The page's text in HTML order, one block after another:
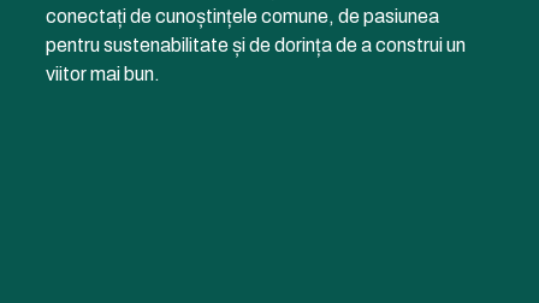
conectați de cunoștințele comune, de pasiunea
pentru sustenabilitate și de dorința de a construi un
viitor mai bun.